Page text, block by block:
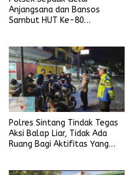
Anjangsana dan Bansos
Sambut HUT Ke-80
Polres Sintang Tindak Tegas
Aksi Balap Liar, Tidak Ada
Ruang Bagi Aktifitas Yang